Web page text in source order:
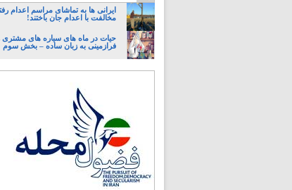
ایرانی ها به تماشای مراسم اعدام
مخالفت با اعدام جان باختند!
حیات در ماه های سیاره های مشتری
فرازمینی به زبان ساده – بخش سوم